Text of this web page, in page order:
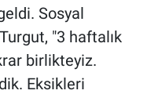
Sosyal
"3 haftalık
birlikteyiz.
Eksikleri